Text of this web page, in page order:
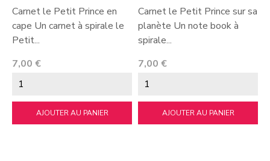
Carnet le Petit Prince en
cape Un carnet à spirale le
Petit...
Prix
7,00 €
AJOUTER AU PANIER
Carnet le Petit Prince sur sa
planète Un note book à
spirale...
Prix
7,00 €
AJOUTER AU PANIER